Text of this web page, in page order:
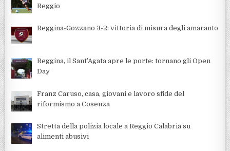
Reggio
Reggina-Gozzano 3-2: vittoria di misura degli amaranto
Reggina, il Sant’Agata apre le porte: tornano gli Open
Day
Franz Caruso, casa, giovani e lavoro sfide del
riformismo a Cosenza
Stretta della polizia locale a Reggio Calabria su
alimenti abusivi